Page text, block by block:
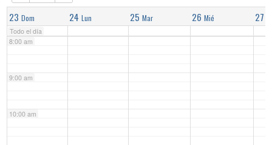
23 Dom 24 Lun 25 Mar 26 Mié 27
Todo el día
7:00 am
8:00 am
9:00 am
10:00 am